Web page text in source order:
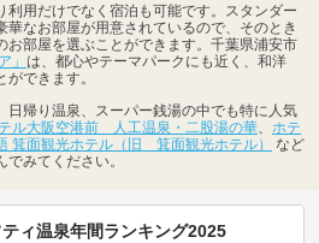
利用だけでなく宿泊も可能です。スタンダー
華なお部屋が用意されているので、そのとき
お部屋を選ぶことができます。千葉県浦安市
」 は、都心やテーマパークにも近く、和洋
できます。
日帰り温泉、スーパー銭湯の中でも特に人気
ル大阪空港前 人工温泉・二股湯の華、 ホテ
箕面観光ホテル（旧 箕面観光ホテル）
など
みてください。
ィ温泉年間ランキング2025